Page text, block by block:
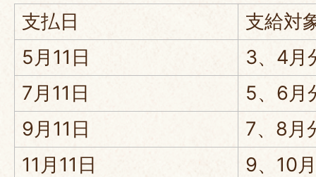
支払日
支給対
5月11日
3、4月
7月11日
5、6月
9月11日
7、8月
11月11日
9、10